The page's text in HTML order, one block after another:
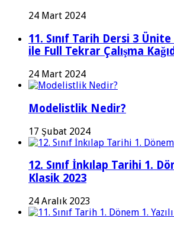
24 Mart 2024
11. Sınıf Tarih Dersi 3
ile Full Tekrar Çalışma
24 Mart 2024
Modelistlik Nedir?
17 Şubat 2024
12. Sınıf İnkılap Tarihi 1.
Klasik 2023
24 Aralık 2023